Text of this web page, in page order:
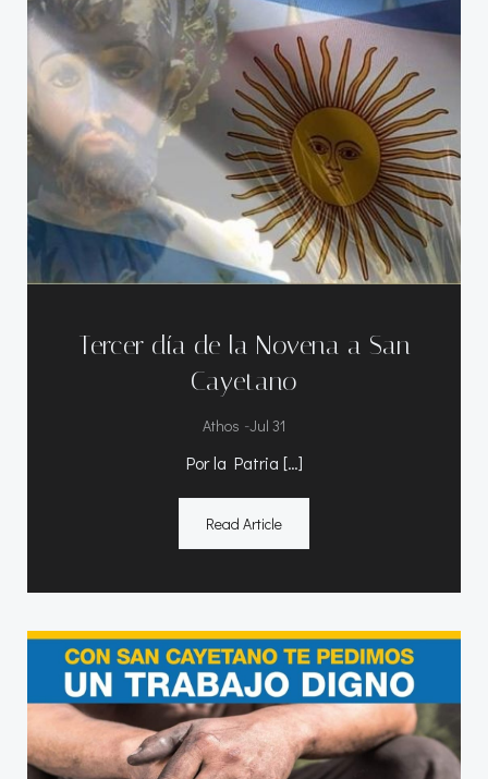
Tercer día de la Novena a San
Cayetano
Athos -Jul 31
Por la Patria […]
Read Article